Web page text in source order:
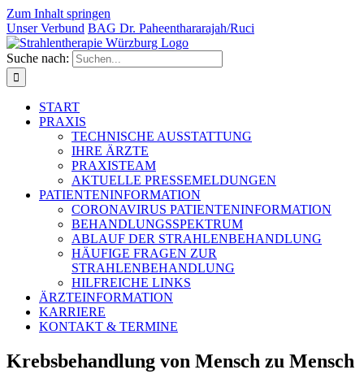
Zum Inhalt springen
Unser Verbund BAG Dr. Paheentha­rarajah/Ruci
Suche nach:
START
PRAXIS
TECHNISCHE AUSSTATTUNG
IHRE ÄRZTE
PRAXISTEAM
AKTUELLE PRESSEMELDUNGEN
PATIENTENINFORMATION
CORONAVIRUS PATIENTENINFORMATION
BEHANDLUNGSSPEKTRUM
ABLAUF DER STRAHLENBEHANDLUNG
HÄUFIGE FRAGEN ZUR
STRAHLENBEHANDLUNG
HILFREICHE LINKS
ÄRZTEINFORMATION
KARRIERE
KONTAKT & TERMINE
Krebsbehandlung von Mensch zu Mensch